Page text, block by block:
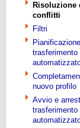
Risoluzione
conflitti
Filtri
trasferimento
nuovo profilo
Avvio e
trasferimento